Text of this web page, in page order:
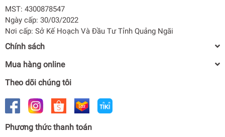
MST: 4300878547
Ngày cấp: 30/03/2022
Nơi cấp: Sở Kế Hoạch Và Đầu Tư Tỉnh Quảng Ngãi
Chính sách
Mua hàng online
Theo dõi chúng tôi
Phương thức thanh toán